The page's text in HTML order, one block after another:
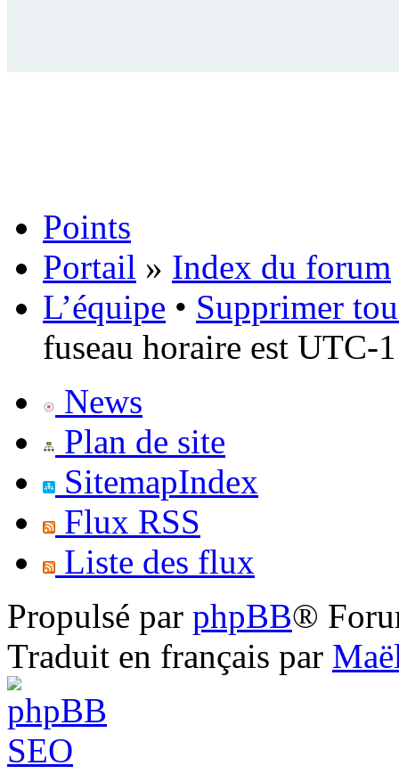
Points
Portail » Index du forum
L’équipe • Supprimer
fuseau horaire est UTC-
News
Plan de site
SitemapIndex
Flux RSS
Liste des flux
Propulsé par phpBB®
Traduit en français par